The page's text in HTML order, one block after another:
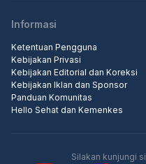
Informasi
Ketentuan Pengguna
Kebijakan Privasi
Kebijakan Editorial dan Koreksi
Kebijakan Iklan dan Sponsor
Panduan Komunitas
Hello Sehat dan Kemenkes
Silakan kunjungi